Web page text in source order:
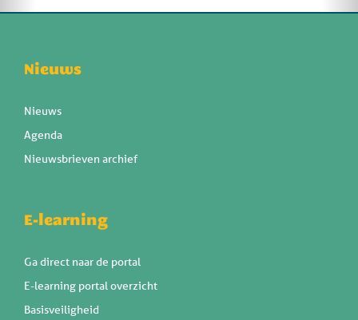
Nieuws
Nieuws
Agenda
Nieuwsbrieven archief
E-learning
Ga direct naar de portal
E-learning portal overzicht
Basisveiligheid